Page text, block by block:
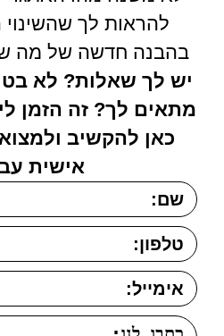
להראות לך
בהבנה חדשה של מה
יש לך שאלות? לא
מתאים לך? זה הזמן
כאן להקשיב
אישית